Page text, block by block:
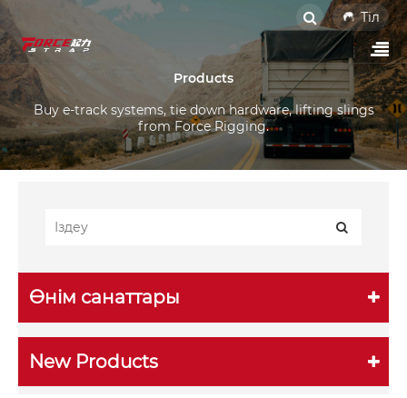
Тіл
Products
Buy e-track systems, tie down hardware, lifting slings
from Force Rigging.
Өнім санаттары
New Products